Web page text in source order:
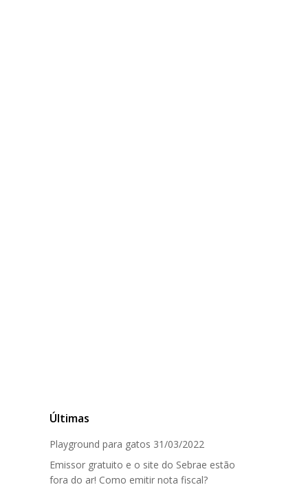
Últimas
Playground para gatos 31/03/2022
Emissor gratuito e o site do Sebrae estão
fora do ar! Como emitir nota fiscal?